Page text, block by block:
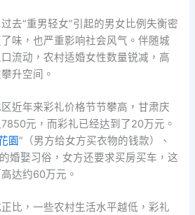
去“重男轻女”引起的男女比例失衡密
味，也严重影响社会风气。伴随城
流动，农村适婚女性数量锐减，高
升空间。
近年来彩礼价格节节攀高，甘肃庆
元，而彩礼已经达到了20万元。
園”（男方给女方买衣物的钱款）、
婚娶习俗，女方还要求买房买车，这
达约60万元。
比，一些农村生活水平越低，彩礼